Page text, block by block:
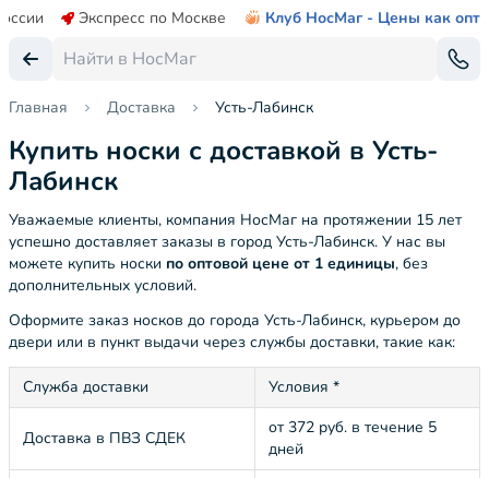
Экспресс по Москве Клуб НосМаг - Цены как опт
Главная Доставка Усть-Лабинск
Купить носки с доставкой в Усть-
Лабинск
Уважаемые клиенты, компания НосМаг на протяжении 15 лет
успешно доставляет заказы в город Усть-Лабинск. У нас вы
можете купить носки по оптовой цене от 1 единицы, без
дополнительных условий.
Оформите заказ носков до города Усть-Лабинск, курьером до
двери или в пункт выдачи через службы доставки, такие как:
Служба доставки Условия *
Доставка в ПВЗ СДЕК
от 372 руб. в течение 5
дней